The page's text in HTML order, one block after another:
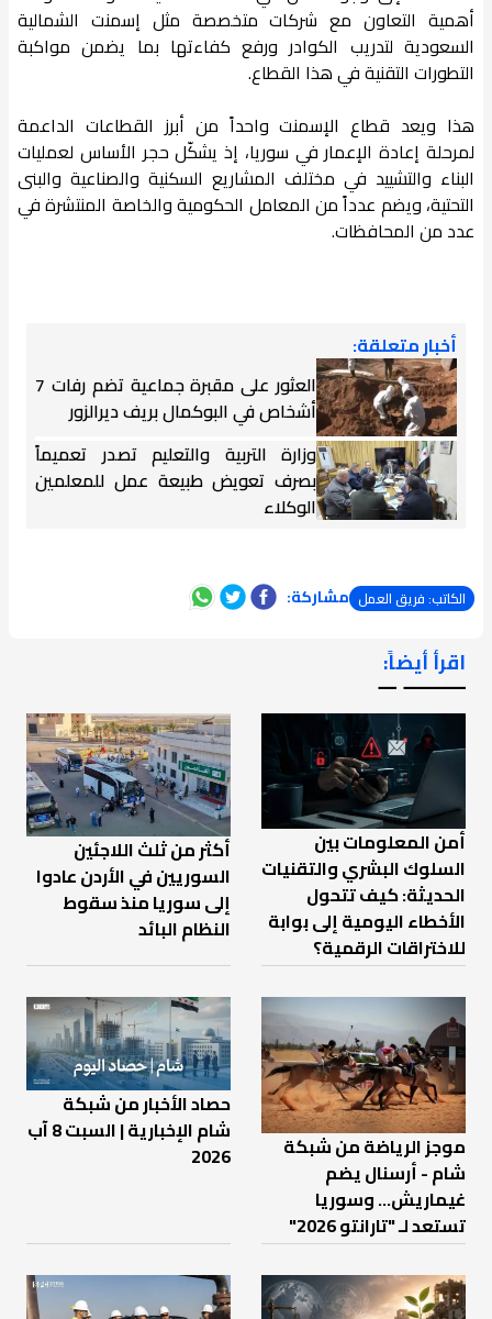
أهمية التعاون مع شركات متخصصة مثل إسمنت الشمالية
السعودية لتدريب الكوادر ورفع كفاءتها بما يضمن مواكبة
التطورات التقنية في هذا القطاع.
هذا ويعد قطاع الإسمنت واحداً من أبرز القطاعات الداعمة
لمرحلة إعادة الإعمار في سوريا، إذ يشكّل حجر الأساس لعمليات
البناء والتشييد في مختلف المشاريع السكنية والصناعية والبنى
التحتية، ويضم عدداً من المعامل الحكومية والخاصة المنتشرة في
عدد من المحافظات.
أخبار متعلقة:
العثور على مقبرة جماعية تضم رفات 7
أشخاص في البوكمال بريف ديرالزور
وزارة التربية والتعليم تصدر تعميماً
بصرف تعويض طبيعة عمل للمعلمين
الوكلاء
الكاتب: فريق العمل مشاركة:
اقرأ أيضاً:
ـــــــ ــ
أمن المعلومات بين
السلوك البشري والتقنيات
الحديثة: كيف تتحول
الأخطاء اليومية إلى بوابة
للاختراقات الرقمية؟
أكثر من ثلث اللاجئين
السوريين في الأردن عادوا
إلى سوريا منذ سقوط
النظام البائد
موجز الرياضة من شبكة
شام - أرسنال يضم
غيماريش... وسوريا
تستعد لـ "تارانتو 2026"
حصاد الأخبار من شبكة
شام الإخبارية | السبت 8 آب
2026